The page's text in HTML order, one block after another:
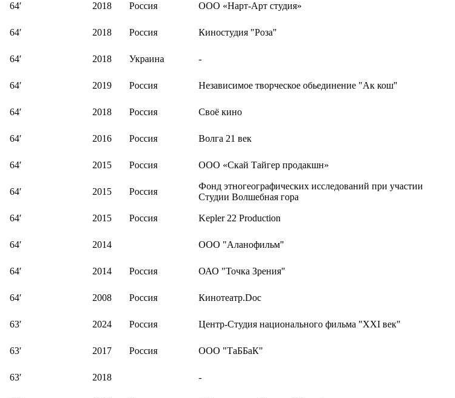
64′ 2018 Россия ООО «Нарт-Арт студия»
64′ 2018 Россия Киностудия "Роза"
64′ 2018 Украина -
64′ 2019 Россия Независимое творческое обьединение "Ак кош"
64′ 2018 Россия Своё кино
64′ 2016 Россия Волга 21 век
64′ 2015 Россия ООО «Скай Тайгер продакшн»
64′ 2015 Россия
Фонд этногеографических исследований при участии
Студии Волшебная гора
64′ 2015 Россия Kepler 22 Production
64′ 2014 ООО "Аланофильм"
64′ 2014 Россия ОАО "Точка Зрения"
64′ 2008 Россия Кинотеатр.Doc
63′ 2024 Россия Центр-Студия национального фильма "XXI век"
63′ 2017 Россия ООО "ТаББаК"
63′ 2018 -